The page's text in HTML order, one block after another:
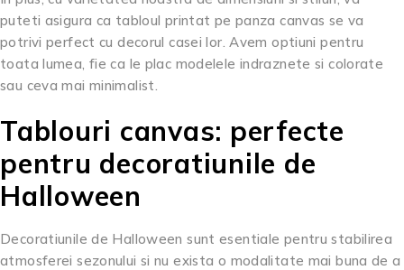
puteti asigura ca tabloul printat pe panza canvas se va
potrivi perfect cu decorul casei lor. Avem optiuni pentru
toata lumea, fie ca le plac modelele indraznete si colorate
sau ceva mai minimalist.
Tablouri canvas: perfecte
pentru decoratiunile de
Halloween
Decoratiunile de Halloween sunt esentiale pentru stabilirea
atmosferei sezonului si nu exista o modalitate mai buna de a